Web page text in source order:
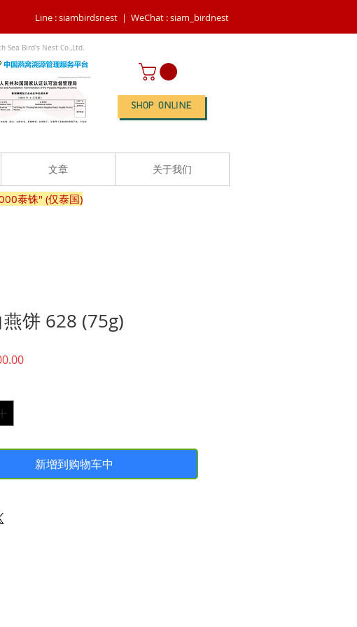
Line : siambirdsnest | WeChat : siam_birdnest
Sea Bird's Nest Co.,Ltd.
SHOP ONLINE
文章 关于我们
泰铢" (仅泰国)
饼 628 (75g)
價
新增到购物车中